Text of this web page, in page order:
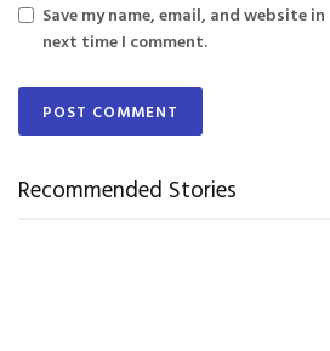
Save my name, email, and website
next time I comment.
Recommended Stories